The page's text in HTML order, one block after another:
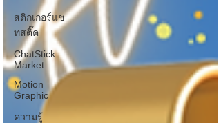
สติกเกอร์แช
ทสติ๊ค
ChatStick
Market
Motion
Graphic
ความรู้